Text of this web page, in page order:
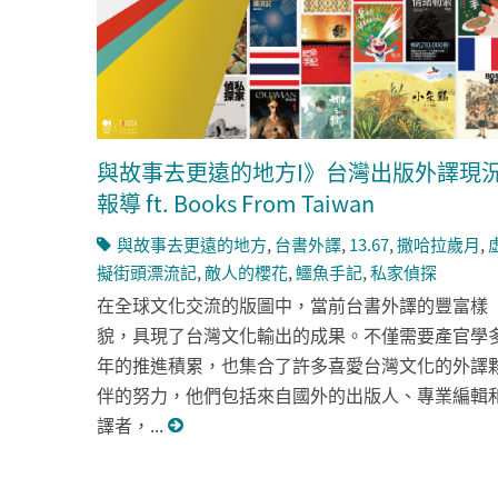
與故事去更遠的地方I》台灣出版外譯現
報導 ft. Books From Taiwan
與故事去更遠的地方, 台書外譯, 13.67,撒哈拉歲月,
擬街頭漂流記,敵人的櫻花,鱷魚手記,私家偵探
在全球文化交流的版圖中，當前台書外譯的豐富樣
貌，具現了台灣文化輸出的成果。不僅需要產官學
年的推進積累，也集合了許多喜愛台灣文化的外譯
伴的努力，他們包括來自國外的出版人、專業編輯
譯者，...